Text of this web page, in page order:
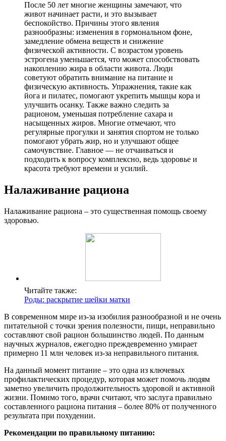
После 50 лет многие женщины замечают, что
живот начинает расти, и это вызывает
беспокойство. Причины этого явления
разнообразны: изменения в гормональном фоне,
замедление обмена веществ и снижение
физической активности. С возрастом уровень
эстрогена уменьшается, что может способствовать
накоплению жира в области живота. Люди
советуют обратить внимание на питание и
физическую активность. Упражнения, такие как
йога и пилатес, помогают укрепить мышцы кора и
улучшить осанку. Также важно следить за
рационом, уменьшая потребление сахара и
насыщенных жиров. Многие отмечают, что
регулярные прогулки и занятия спортом не только
помогают убрать жир, но и улучшают общее
самочувствие. Главное — не отчаиваться и
подходить к вопросу комплексно, ведь здоровье и
красота требуют времени и усилий.
Налаживание рациона
Налаживание рациона – это существенная помощь своему
здоровью.
Читайте также:
Роды: раскрытие шейки матки
В современном мире из-за изобилия разнообразной и не очень
питательной с точки зрения полезности, пищи, неправильно
составляют свой рацион большинство людей. По данным
научных журналов, ежегодно преждевременно умирает
примерно 11 млн человек из-за неправильного питания.
На данный момент питание – это одна из ключевых
профилактических процедур, которая может помочь людям
заметно увеличить продолжительность здоровой и активной
жизни. Помимо того, врачи считают, что заслуга правильно
составленного рациона питания – более 80% от полученного
результата при похудении.
Рекомендации по правильному питанию: